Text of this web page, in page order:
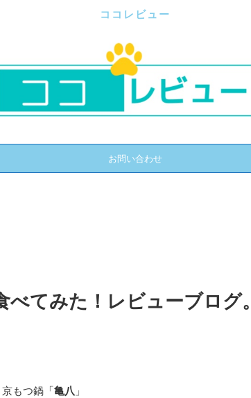
ココレビュー
お問い合わせ
てみた！レビューブログ。
もつ鍋「亀八 」